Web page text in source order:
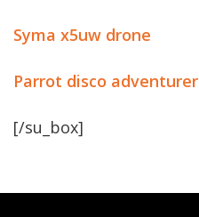
Syma x5uw drone
Parrot disco adventurer
[/su_box]